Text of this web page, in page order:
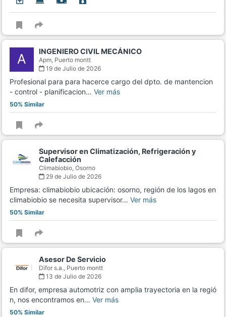
A INGENIERO CIVIL MECÁNICO
Apm, Puerto montt
19 de Julio de 2026
Profesional para para hacerce cargo del dpto. de mantencion
- control - planificacion… Ver más
50% Similar
Supervisor en Climatización, Refrigeración y
Calefacción
Climabiobio, Osorno
29 de Julio de 2026
Empresa: climabiobio ubicación: osorno, región de los lagos en
climabiobio se necesita supervisor… Ver más
50% Similar
Asesor De Servicio
Difor s.a., Puerto montt
13 de Julio de 2026
En difor, empresa automotriz con amplia trayectoria en la regió
n, nos encontramos en… Ver más
50% Similar